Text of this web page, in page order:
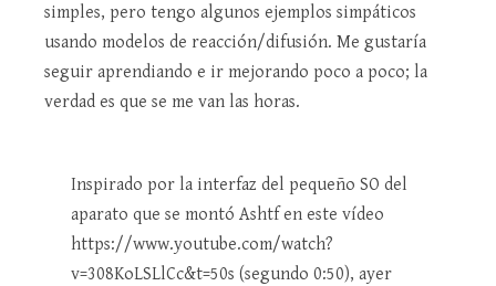
simples, pero tengo algunos ejemplos simpáticos
usando modelos de reacción/difusión. Me gustaría
seguir aprendiando e ir mejorando poco a poco; la
verdad es que se me van las horas.
Inspirado por la interfaz del pequeño SO del
aparato que se montó Ashtf en este vídeo
https://www.youtube.com/watch?
v=308KoLSLlCc&t=50s (segundo 0:50), ayer